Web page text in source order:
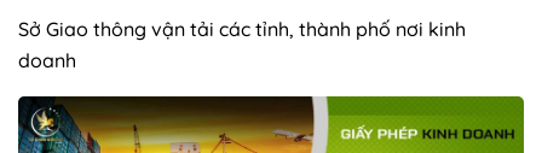
Sở Giao thông vận tải các tỉnh, thành phố nơi kinh
doanh